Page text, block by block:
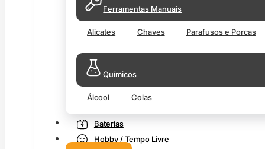
Ferramentas Manuais
Alicates Chaves Parafusos e Porcas
Químicos
Álcool Colas
Baterias
Hobby / Tempo Livre